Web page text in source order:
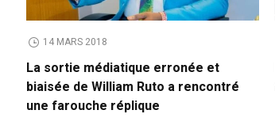
14 MARS 2018
La sortie médiatique erronée et
biaisée de William Ruto a rencontré
une farouche réplique